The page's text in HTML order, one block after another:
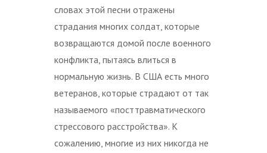
словах этой песни отражены
страдания многих солдат, которые
возвращаются домой после военного
конфликта, пытаясь влиться в
нормальную жизнь. В США есть много
ветеранов, которые страдают от так
называемого «посттравматического
стрессового расстройства». К
сожалению, многие из них никогда не